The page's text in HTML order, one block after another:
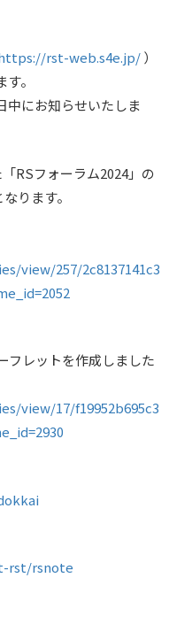
rst-web.s4e.jp/）
。
中にお知らせいたしま
RSフォーラム2024」の
ります。
view/257/2c8137141c3
レットを作成しました
view/17/f19952b695c3
rst/rsnote